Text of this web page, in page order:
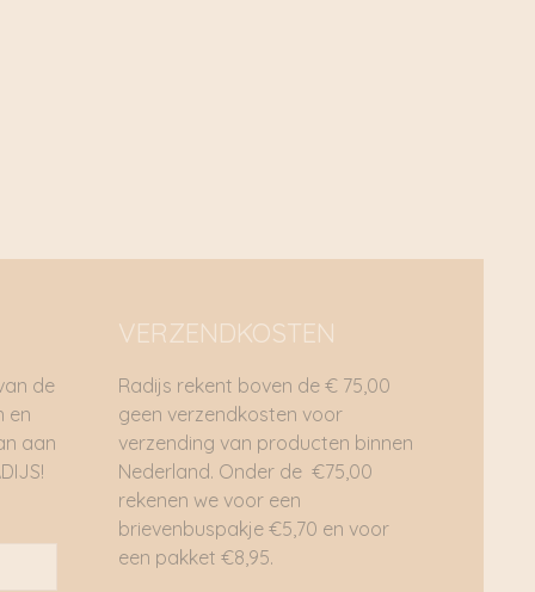
de
en
aan
VERZENDKOSTEN
Radijs rekent boven de € 75,00
geen verzendkosten voor
verzending van producten binnen
Nederland. Onder de €75,00
rekenen we voor een
brievenbuspakje €5,70 en voor
een pakket €8,95.